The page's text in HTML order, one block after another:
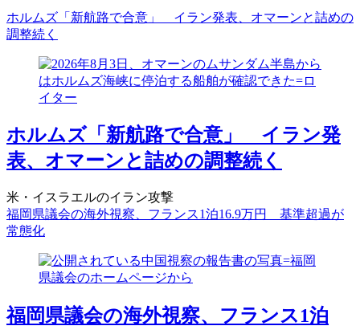
ホルムズ「新航路で合意」 イラン発表、オマーンと詰めの
調整続く
ホルムズ「新航路で合意」 イラン発
表、オマーンと詰めの調整続く
米・イスラエルのイラン攻撃
福岡県議会の海外視察、フランス1泊16.9万円 基準超過が
常態化
福岡県議会の海外視察、フランス1泊